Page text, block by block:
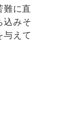
に直
込みそ
与えて